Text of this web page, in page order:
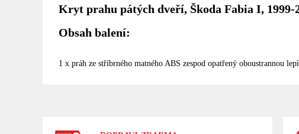
Kryt prahu pátých dveří, Škoda Fabia I, 1999-
Obsah balení:
1 x práh ze stříbrného matného ABS zespod opatřený oboustrannou